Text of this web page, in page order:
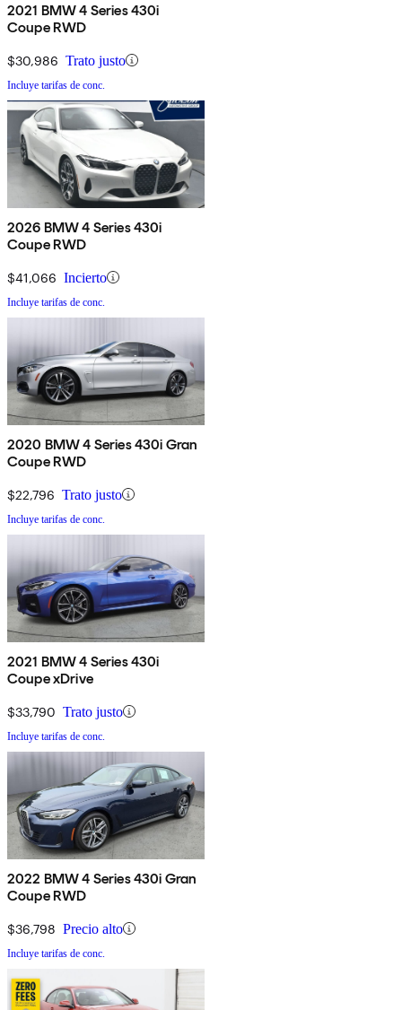
2021 BMW 4 Series 430i
Coupe RWD
$30,986 Trato justo
Incluye tarifas de conc.
2026 BMW 4 Series 430i
Coupe RWD
$41,066 Incierto
Incluye tarifas de conc.
2020 BMW 4 Series 430i Gran
Coupe RWD
$22,796 Trato justo
Incluye tarifas de conc.
2021 BMW 4 Series 430i
Coupe xDrive
$33,790 Trato justo
Incluye tarifas de conc.
2022 BMW 4 Series 430i Gran
Coupe RWD
$36,798 Precio alto
Incluye tarifas de conc.